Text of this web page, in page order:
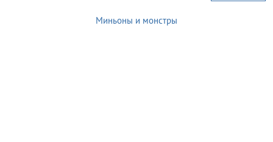
Миньоны и монстры